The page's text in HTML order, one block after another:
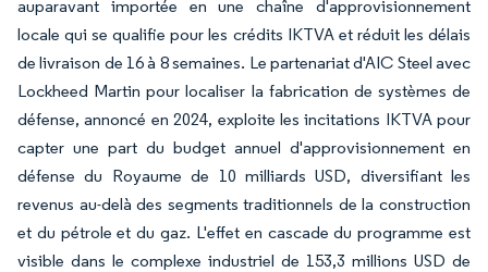
auparavant importée en une chaîne d'approvisionnement
locale qui se qualifie pour les crédits IKTVA et réduit les délais
de livraison de 16 à 8 semaines. Le partenariat d'AIC Steel avec
Lockheed Martin pour localiser la fabrication de systèmes de
défense, annoncé en 2024, exploite les incitations IKTVA pour
capter une part du budget annuel d'approvisionnement en
défense du Royaume de 10 milliards USD, diversifiant les
revenus au-delà des segments traditionnels de la construction
et du pétrole et du gaz. L'effet en cascade du programme est
visible dans le complexe industriel de 153,3 millions USD de